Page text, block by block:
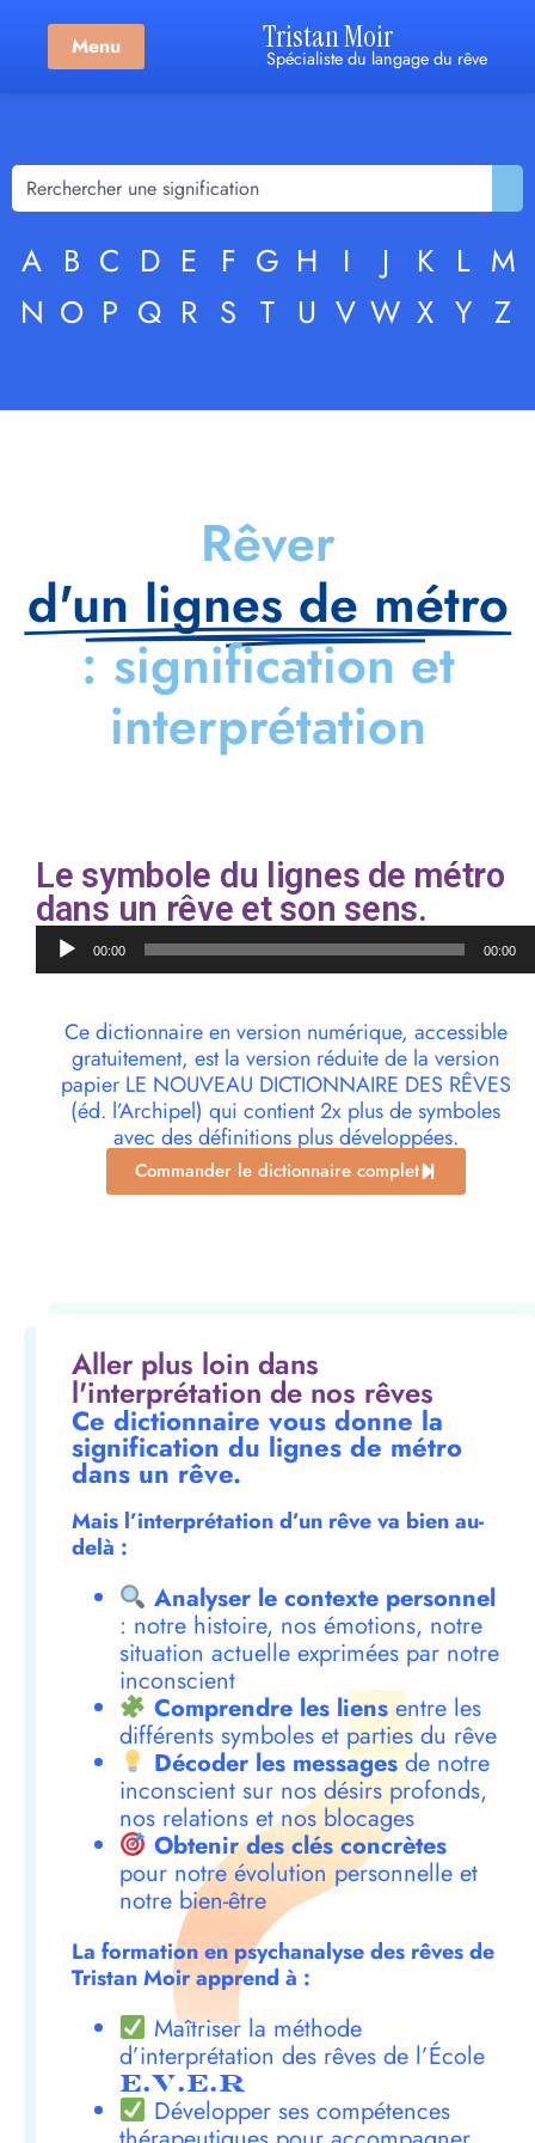
Menu Tristan Moir
Spécialiste du langage du rêve
A B C D E F G H I J K L M
N O P Q R S T U V W X Y Z
Rêver
d'un lignes de métro
: signification et
interprétation
Le symbole du lignes de métro
dans un rêve et son sens.
Lecteur
audio00:00 00:00
Ce dictionnaire en version numérique, accessible
gratuitement, est la version réduite de la version
papier LE NOUVEAU DICTIONNAIRE DES RÊVES
(éd. l’Archipel) qui contient 2x plus de symboles
avec des définitions plus développées.
Commander le dictionnaire complet
Aller plus loin dans
l'interprétation de nos rêves
Ce dictionnaire vous donne la
signification du lignes de métro
dans un rêve.
Mais l’interprétation d’un rêve va bien au-
delà :
Analyser le contexte personnel
: notre histoire, nos émotions, notre
situation actuelle exprimées par notre
inconscient
Comprendre les liensentre les
différents symboles et parties du rêve
Décoder les messagesde notre
inconscient sur nos désirs profonds,
nos relations et nos blocages
Obtenir des clés concrètes
pour notre évolution personnelle et
notre bien-être
La formation en psychanalyse des rêves de
Tristan Moir apprend à :
Maîtriser la méthode
d’interprétation des rêves de l’École
E.V.E.R
Développer ses compétences